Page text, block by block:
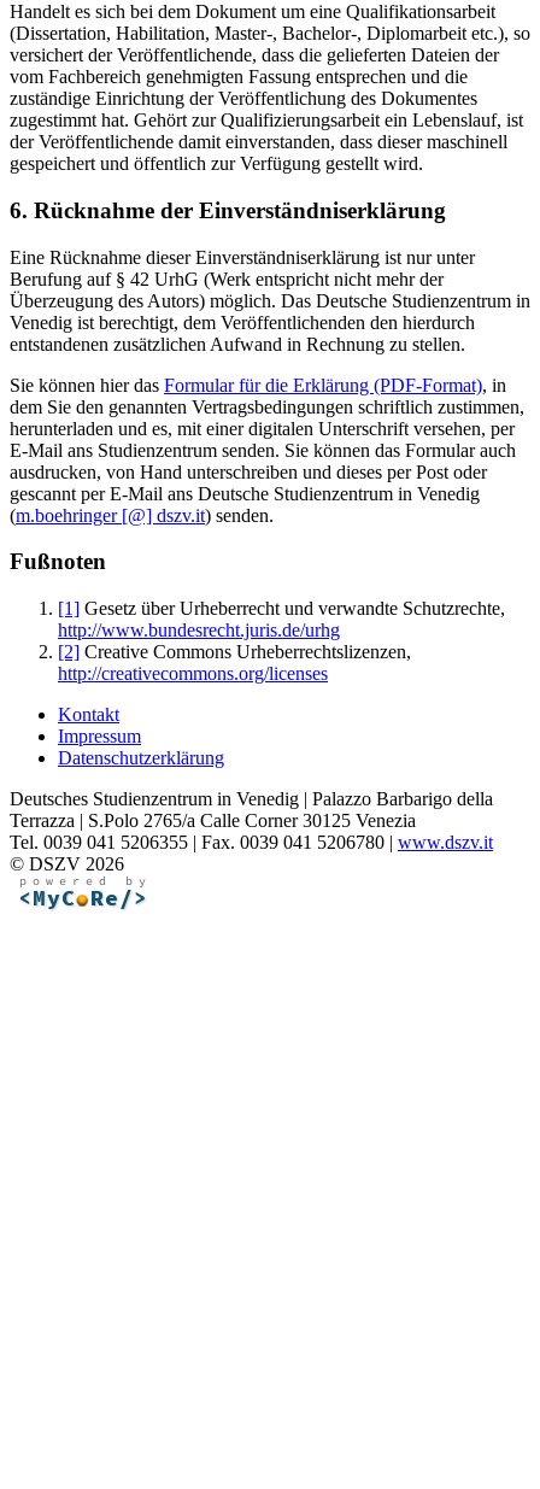
Handelt es sich bei dem Dokument um eine Qualifikationsarbeit
(Dissertation, Habilitation, Master-, Bachelor-, Diplomarbeit etc.), so
versichert der Veröffentlichende, dass die gelieferten Dateien der
vom Fachbereich genehmigten Fassung entsprechen und die
zuständige Einrichtung der Veröffentlichung des Dokumentes
zugestimmt hat. Gehört zur Qualifizierungsarbeit ein Lebenslauf, ist
der Veröffentlichende damit einverstanden, dass dieser maschinell
gespeichert und öffentlich zur Verfügung gestellt wird.
6. Rücknahme der Einverständniserklärung
Eine Rücknahme dieser Einverständniserklärung ist nur unter
Berufung auf § 42 UrhG (Werk entspricht nicht mehr der
Überzeugung des Autors) möglich. Das Deutsche Studienzentrum in
Venedig ist berechtigt, dem Veröffentlichenden den hierdurch
entstandenen zusätzlichen Aufwand in Rechnung zu stellen.
Sie können hier das Formular für die Erklärung (PDF-Format), in
dem Sie den genannten Vertragsbedingungen schriftlich zustimmen,
herunterladen und es, mit einer digitalen Unterschrift versehen, per
E-Mail ans Studienzentrum senden. Sie können das Formular auch
ausdrucken, von Hand unterschreiben und dieses per Post oder
gescannt per E-Mail ans Deutsche Studienzentrum in Venedig
(m.boehringer [@] dszv.it) senden.
Fußnoten
[1] Gesetz über Urheberrecht und verwandte Schutzrechte,
http://www.bundesrecht.juris.de/urhg
[2] Creative Commons Urheberrechtslizenzen,
http://creativecommons.org/licenses
Kontakt
Impressum
Datenschutzerklärung
Deutsches Studienzentrum in Venedig | Palazzo Barbarigo della
Terrazza | S.Polo 2765/a Calle Corner 30125 Venezia
Tel. 0039 041 5206355 | Fax. 0039 041 5206780 | www.dszv.it
© DSZV 2026